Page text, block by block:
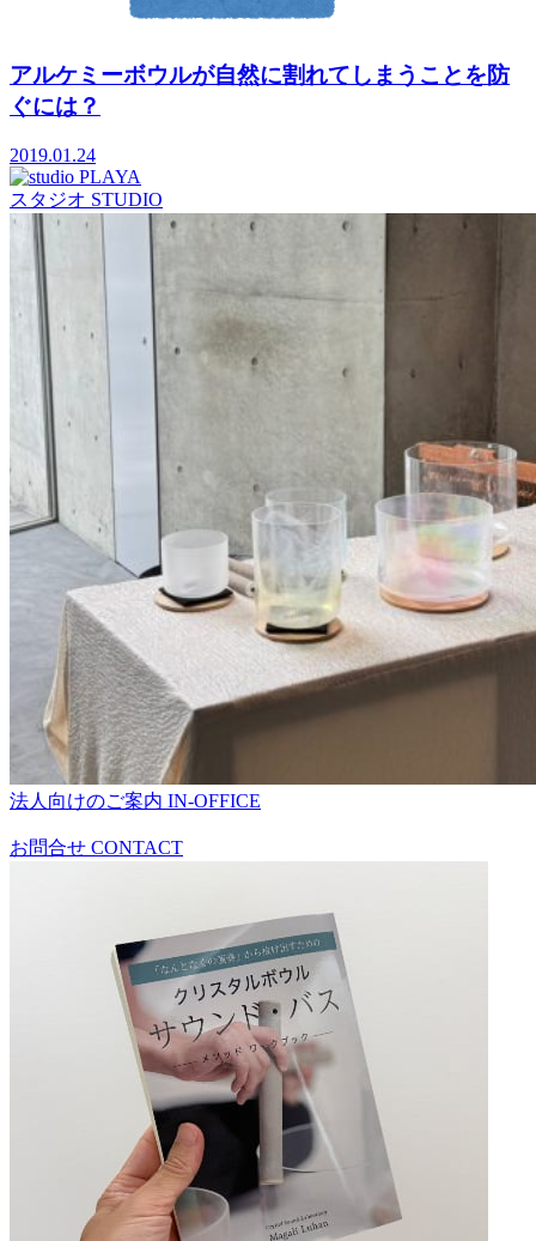
アルケミーボウルが自然に割れてしまうことを防
ぐには？
2019.01.24
スタジオ STUDIO
法人向けのご案内 IN-OFFICE
お問合せ CONTACT